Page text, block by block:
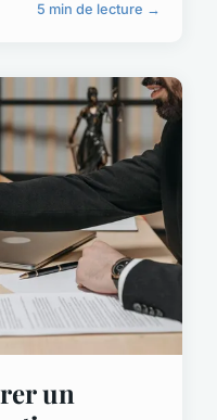
5 min de lecture →
un